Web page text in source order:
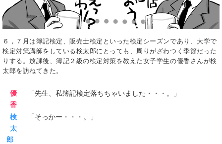
６，７月は簿記検定、販売士検定といった検定シーズンであり、大学で
検定対策講師をしている検太郎にとっても、周りがざわつく季節だった
りする。放課後、簿記２級の検定対策を教えた女子学生の優香さんが検
太郎を訪ねてきた。
優
香
「先生、私簿記検定落ちちゃいました・・・。」
検
太
郎
「そっかー・・・。」